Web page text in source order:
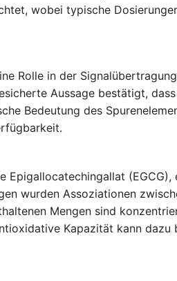
wobei typische
Rolle in der
Aussage bestätigt,
Bedeutung des
wurden Assoziationen
Mengen sind
Kapazität kann dazu